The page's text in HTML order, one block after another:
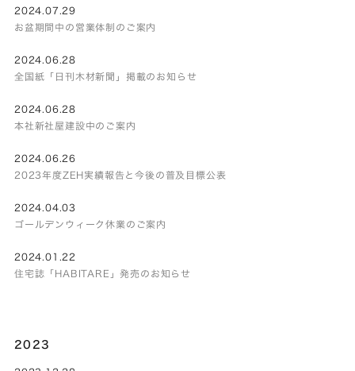
2024.07.29
お盆期間中の営業体制のご案内
2024.06.28
全国紙「日刊木材新聞」掲載のお知らせ
2024.06.28
本社新社屋建設中のご案内
2024.06.26
2023年度ZEH実績報告と今後の普及目標公表
2024.04.03
ゴールデンウィーク休業のご案内
2024.01.22
住宅誌「HABITARE」発売のお知らせ
2023